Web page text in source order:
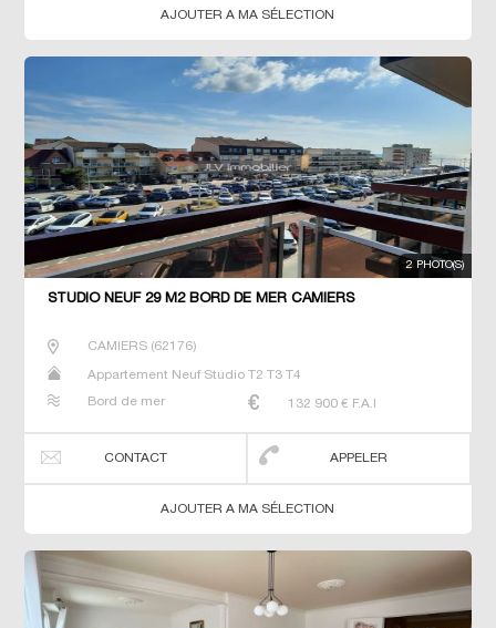
AJOUTER A MA SÉLECTION
2 PHOTO(S)
STUDIO NEUF 29 M2 BORD DE MER CAMIERS
CAMIERS(62176)
Appartement Neuf Studio T2 T3 T4
Bord de mer 132 900 € F.A.I
CONTACT APPELER
AJOUTER A MA SÉLECTION